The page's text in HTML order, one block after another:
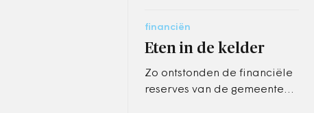
financiën
Eten in de kelder
Zo ontstonden de financiële
reserves van de gemeenten.